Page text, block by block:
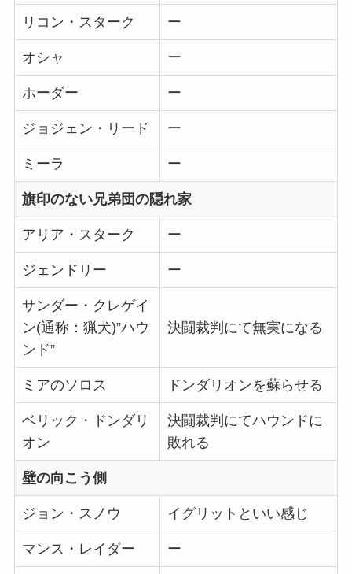
リコン・スターク ー
オシャ ー
ホーダー ー
ジョジェン・リード ー
ミーラ ー
旗印のない兄弟団の隠れ家
アリア・スターク ー
ジェンドリー ー
サンダー・クレゲイ
ン(通称：猟犬)”ハウ
ンド”
決闘裁判にて無実になる
ミアのソロス ドンダリオンを蘇らせる
ベリック・ドンダリ
オン
決闘裁判にてハウンドに
敗れる
壁の向こう側
ジョン・スノウ イグリットといい感じ
マンス・レイダー ー